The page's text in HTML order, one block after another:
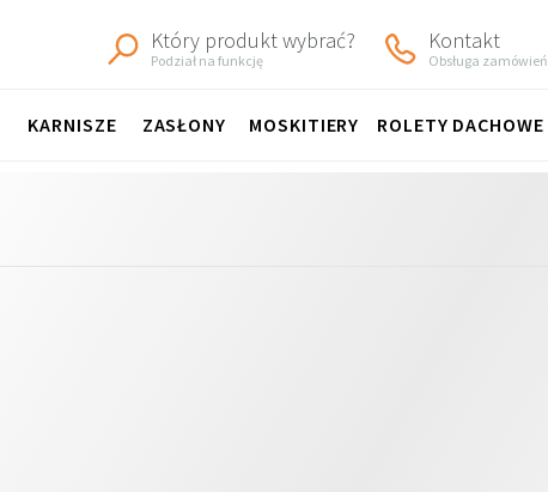
Który produkt wybrać?
Podział na funkcję
Kontakt
Obsługa zamówień
KARNISZE ZASŁONY MOSKITIERY ROLETY DACHOWE